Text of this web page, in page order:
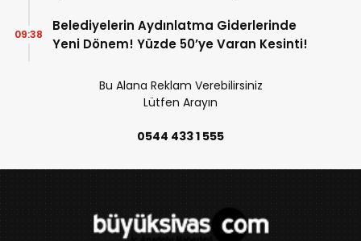
Belediyelerin Aydınlatma Giderlerinde
Yeni Dönem! Yüzde 50’ye Varan Kesinti!
09:38
Bu Alana Reklam Verebilirsiniz
Lütfen Arayın
0544 433 1 555